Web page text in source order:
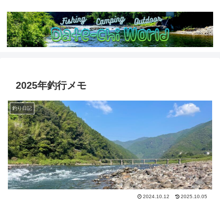
2025年釣行メモ
釣り日記
2024.10.12 2025.10.05